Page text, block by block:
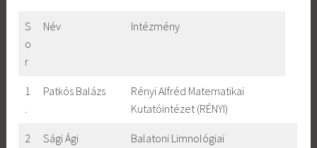
S
o
r
Név Intézmény
1
.
Patkós Balázs
Rényi Alfréd Matematikai
Kutatóintézet (RÉNYI)
2
Sági Ági
Balatoni Limnológiai